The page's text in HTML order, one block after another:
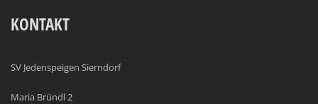
KONTAKT
SV Jedenspeigen Sierndorf
Maria Bründl 2